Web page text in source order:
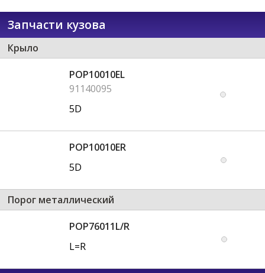
Запчасти кузова
Крыло
POP10010EL
91140095
5D
POP10010ER
5D
Порог металлический
POP76011L/R
L=R